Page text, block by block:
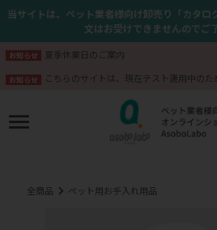
当サイトは、ペット業者様向け卸売り「カタロ
文はお受けできませんのでご
お知らせ 夏季休業日のご案内
お知らせ こちらのサイトは、現在テスト運用中の
全商品 ペット用お手入れ用品